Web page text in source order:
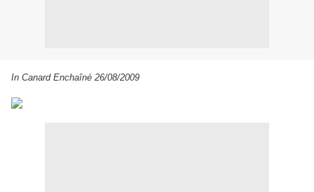
In Canard Enchaîné 26/08/2009